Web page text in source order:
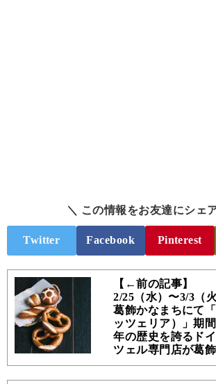
＼ この情報をお友達にシェ
Twitter Facebook Pinterest
【←前の記事】
2/25（水）〜3/3（
葛飾かなまちにて
ッツェリア）」期
年の歴史を誇るド
ツェル専門店が葛